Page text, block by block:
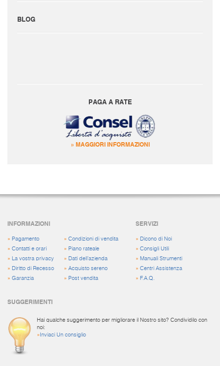
BLOG
PAGA A RATE
» MAGGIORI INFORMAZIONI
INFORMAZIONI
» Pagamento
» Contatti e orari
»
La vostra privacy
» Diritto di Recesso
» Garanzia
» Condizioni di vendita
» Piano rateale
» Dati dell'azienda
» Acquisto sereno
» Post vendita
SERVIZI
» Dicono di Noi
»Consigli Utili
» Manuali Strumenti
»Centri Assistenza
» F.A.Q.
SUGGERIMENTI
Hai qualche suggerimento per migliorare il Nostro sito? Condividilo con
noi:
» Inviaci Un consiglio